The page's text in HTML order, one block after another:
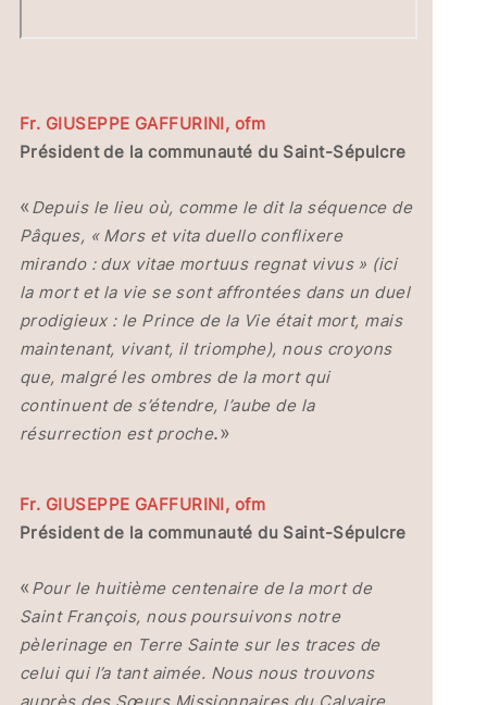
Fr. GIUSEPPE GAFFURINI, ofm
Président de la communauté du Saint-Sépulcre
« Depuis le lieu où, comme le dit la séquence de
Pâques, « Mors et vita duello conflixere
mirando : dux vitae mortuus regnat vivus » (ici
la mort et la vie se sont affrontées dans un duel
prodigieux : le Prince de la Vie était mort, mais
maintenant, vivant, il triomphe), nous croyons
que, malgré les ombres de la mort qui
continuent de s’étendre, l’aube de la
résurrection est proche.»
Fr. GIUSEPPE GAFFURINI, ofm
Président de la communauté du Saint-Sépulcre
« Pour le huitième centenaire de la mort de
Saint François, nous poursuivons notre
pèlerinage en Terre Sainte sur les traces de
celui qui l’a tant aimée. Nous nous trouvons